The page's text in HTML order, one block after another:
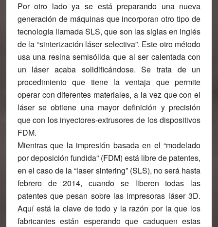
Por otro lado ya se está preparando una nueva
generación de máquinas que incorporan otro tipo de
tecnología llamadaSLS, que son las siglas en inglés
de la “sinterización láser selectiva”. Este otro método
usa una resina semisólida que al ser calentada con
un láser acaba solidificándose. Se trata de un
procedimiento que tiene la ventaja que permite
operar con diferentes materiales, a la vez que con el
láser se obtiene una mayor definición y precisión
que con los inyectores-extrusores de los dispositivos
FDM.
Mientras que la impresión basada en el “modelado
por deposición fundida” (FDM) está libre de patentes,
en el caso de la “laser sintering” (SLS), no será hasta
febrero de 2014, cuando se liberen todas las
patentes que pesan sobre las impresoras láser 3D.
Aquí está la clave de todo y la razón por la que los
fabricantes están esperando que caduquen estas